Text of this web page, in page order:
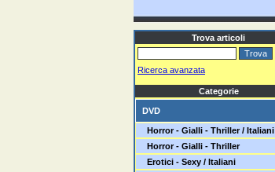
Trova articoli
Ricerca avanzata
Categorie
DVD
Horror - Gialli - Thriller / Italiani
Horror - Gialli - Thriller
Erotici - Sexy / Italiani